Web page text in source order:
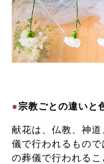
●宗教ごとの違いと
献花は、仏教、神
儀で行われるもの
の葬儀で行われる